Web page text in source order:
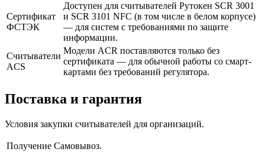
Сертификат
ФСТЭК
Доступен для считывателей Рутокен SCR 3001
и SCR 3101 NFC (в том числе в белом корпусе)
— для систем с требованиями по защите
информации.
Считыватели
ACS
Модели ACR поставляются только без
сертификата — для обычной работы со смарт-
картами без требований регулятора.
Поставка и гарантия
Условия закупки считывателей для организаций.
Получение Самовывоз.